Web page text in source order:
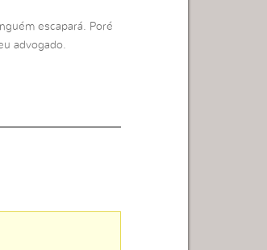
escapará. Poré
advogado.